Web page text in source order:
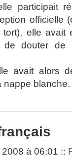
participait
officielle
elle avait
de douter
avait alors
nappe blanche.
à 06:01 ::